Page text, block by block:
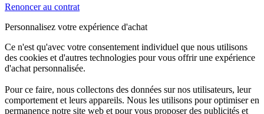
Renoncer au contrat
Personnalisez votre expérience d'achat
Ce n'est qu'avec votre consentement individuel que nous utilisons
des cookies et d'autres technologies pour vous offrir une expérience
d'achat personnalisée.
Pour ce faire, nous collectons des données sur nos utilisateurs, leur
comportement et leurs appareils. Nous les utilisons pour optimiser en
permanence notre site web et pour vous proposer des publicités et